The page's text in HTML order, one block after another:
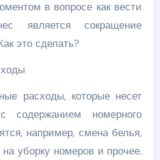
в вопросе как вести
является сокращение
это сделать?
расходы, которые несет
содержанием номерного
например, смена белья,
уборку номеров и прочее.